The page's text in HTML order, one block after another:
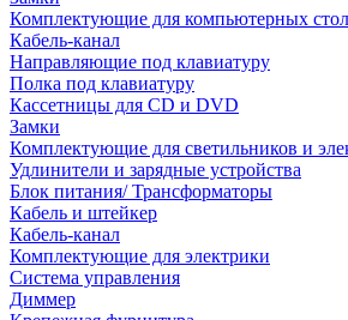
Комплектующие для компьютерных
Кабель-канал
Направляющие под клавиатуру
Полка под клавиатуру
Кассетницы для CD и DVD
Замки
Комплектующие для светильников и
Удлинители и зарядные устройства
Блок питания/ Трансформаторы
Кабель и штейкер
Кабель-канал
Комплектующие для электрики
Система управления
Диммер